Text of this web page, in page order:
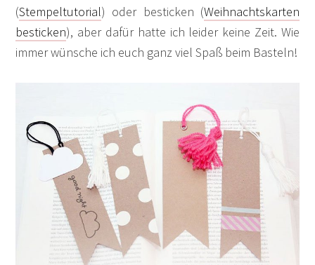
(Stempeltutorial) oder besticken (Weihnachtskarten
besticken), aber dafür hatte ich leider keine Zeit. Wie
immer wünsche ich euch ganz viel Spaß beim Basteln!